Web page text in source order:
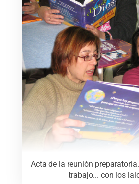
Acta de la reunión
trabajo... con los